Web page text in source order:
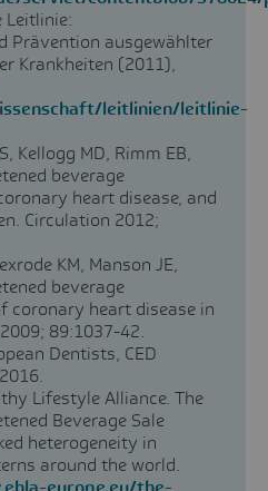
Leitlinie:
Prävention ausgewählter
Krankheiten (2011),
leitlinien/leitlinie-
Kellogg MD, Rimm EB,
beverage
heart disease, and
Circulation 2012;
KM, Manson JE,
beverage
coronary heart disease in
89:1037-42.
Dentists, CED
Lifestyle Alliance. The
Beverage Sale
heterogeneity in
around the world.